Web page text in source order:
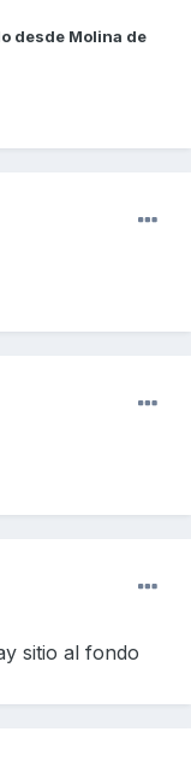
desde Molina de
sitio al fondo